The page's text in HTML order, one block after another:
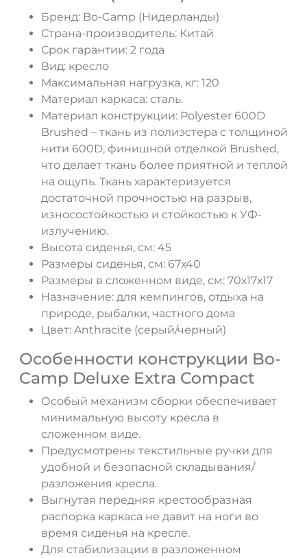
Бренд: Bo-Camp (Нидерланды)
Страна-производитель: Китай
Срок гарантии: 2 года
Вид: кресло
Максимальная нагрузка, кг: 120
Материал каркаса: сталь.
Материал конструкции: Polyester 600D
Brushed – ткань из полиэстера с толщиной
нити 600D, финишной отделкой Brushed,
что делает ткань более приятной и теплой
на ощупь. Ткань характеризуется
достаточной прочностью на разрыв,
износостойкостью и стойкостью к УФ-
излучению.
Высота сиденья, см: 45
Размеры сиденья, см: 67х40
Размеры в сложенном виде, см: 70х17х17
Назначение: для кемпингов, отдыха на
природе, рыбалки, частного дома
Цвет: Anthracite (серый/черный)
Особенности конструкции Bo-
Camp Deluxe Extra Compact
Особый механизм сборки обеспечивает
минимальную высоту кресла в
сложенном виде.
Предусмотрены текстильные ручки для
удобной и безопасной складывания/
разложения кресла.
Выгнутая передняя крестообразная
распорка каркаса не давит на ноги во
время сиденья на кресле.
Для стабилизации в разложенном
ДА НЕТ